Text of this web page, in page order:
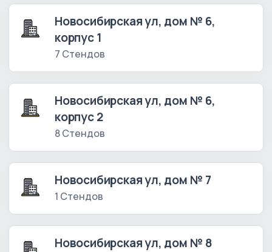
Новосибирская ул, дом № 6,
корпус 1
7 Стендов
Новосибирская ул, дом № 6,
корпус 2
8 Стендов
Новосибирская ул, дом № 7
1 Стендов
Новосибирская ул, дом № 8